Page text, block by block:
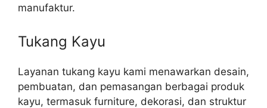
manufaktur.
Tukang Kayu
Layanan tukang kayu kami menawarkan desain,
pembuatan, dan pemasangan berbagai produk
kayu, termasuk furniture, dekorasi, dan struktur